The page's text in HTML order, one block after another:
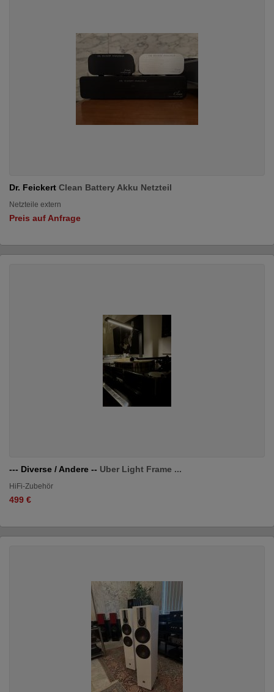
Dr. Feickert Clean Battery Akku Netzteil
Netzteile extern
Preis auf Anfrage
--- Diverse / Andere -- Uber Light Frame ...
HiFi-Zubehör
499 €